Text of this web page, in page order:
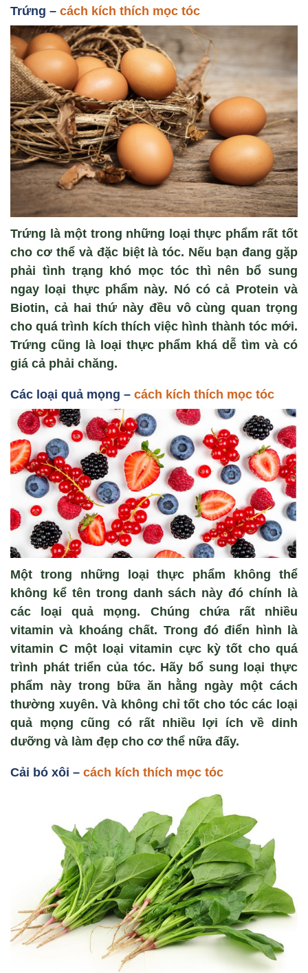
Trứng – cách kích thích mọc tóc
Trứng là một trong những loại thực phẩm rất tốt
cho cơ thể và đặc biệt là tóc. Nếu bạn đang gặp
phải tình trạng khó mọc tóc thì nên bổ sung
ngay loại thực phẩm này. Nó có cả Protein và
Biotin, cả hai thứ này đều vô cùng quan trọng
cho quá trình kích thích việc hình thành tóc mới.
Trứng cũng là loại thực phẩm khá dễ tìm và có
giá cả phải chăng.
Các loại quả mọng – cách kích thích mọc tóc
Một trong những loại thực phẩm không thể
không kể tên trong danh sách này đó chính là
các loại quả mọng. Chúng chứa rất nhiều
vitamin và khoáng chất. Trong đó điển hình là
vitamin C một loại vitamin cực kỳ tốt cho quá
trình phát triển của tóc. Hãy bổ sung loại thực
phẩm này trong bữa ăn hằng ngày một cách
thường xuyên. Và không chỉ tốt cho tóc các loại
quả mọng cũng có rất nhiều lợi ích về dinh
dưỡng và làm đẹp cho cơ thể nữa đấy.
Cải bó xôi – cách kích thích mọc tóc